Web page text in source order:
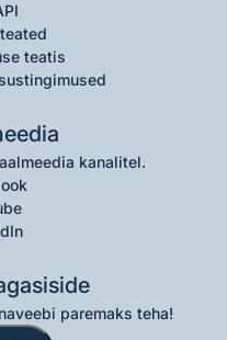
teatis
kanalitel.
paremaks teha!